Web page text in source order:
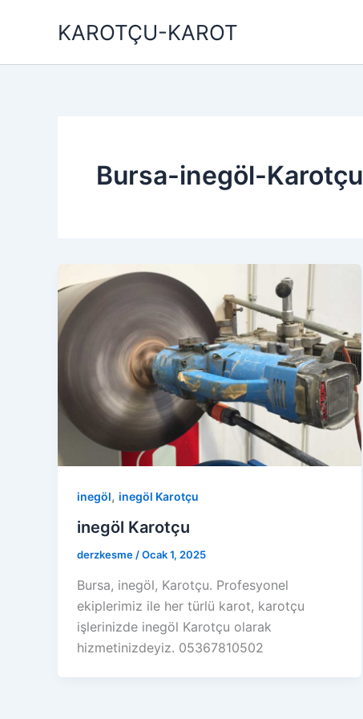
KAROTÇU-KAROT
Bursa-inegöl-Karotçu
inegöl, inegöl Karotçu
inegöl Karotçu
derzkesme/Ocak 1, 2025
Bursa, inegöl, Karotçu. Profesyonel
ekiplerimiz ile her türlü karot, karotçu
işlerinizde inegöl Karotçu olarak
hizmetinizdeyiz. 05367810502